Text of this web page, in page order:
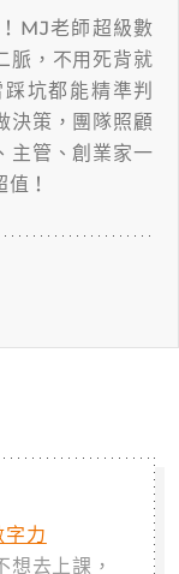
MJ老師超級數
脈，不用死背就
坑都能精準判
決策，團隊照顧
主管、創業家一
！
力
想去上課，